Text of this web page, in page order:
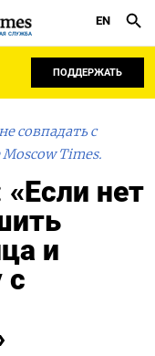
СЛУЖБА
EN
ПОДДЕРЖАТЬ
совпадать с
Times.
нет
и
с